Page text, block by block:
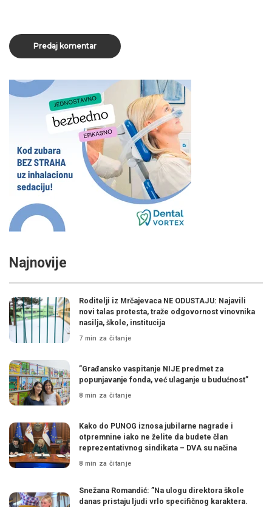
Najnovije
Roditelji iz Mrčajevaca NE ODUSTAJU: Najavili
novi talas protesta, traže odgovornost vinovnika
nasilja, škole, institucija
7 min za čitanje
”Građansko vaspitanje NIJE predmet za
popunjavanje fonda, već ulaganje u budućnost”
8 min za čitanje
Kako do PUNOG iznosa jubilarne nagrade i
otpremnine iako ne želite da budete član
reprezentativnog sindikata – DVA su načina
8 min za čitanje
Snežana Romandić: ”Na ulogu direktora škole
danas pristaju ljudi vrlo specifičnog karaktera.